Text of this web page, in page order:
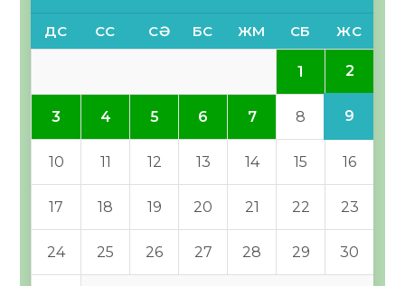
ДС СС СӘ БС ЖМ СБ ЖС
1 2
3 4 5 6 7 8 9
10 11 12 13 14 15 16
17 18 19 20 21 22 23
24 25 26 27 28 29 30